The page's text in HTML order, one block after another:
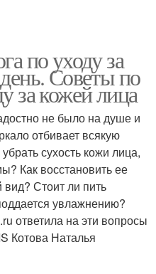
по уходу за
Советы по
за кожей лица
не было на душе и
отбивает всякую
сухость кожи лица,
Как восстановить ее
Стоит ли пить
увлажнению?
ответила на эти вопросы
Котова Наталья